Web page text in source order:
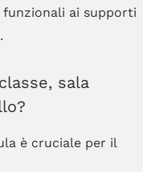
ai supporti
sala
è cruciale per il